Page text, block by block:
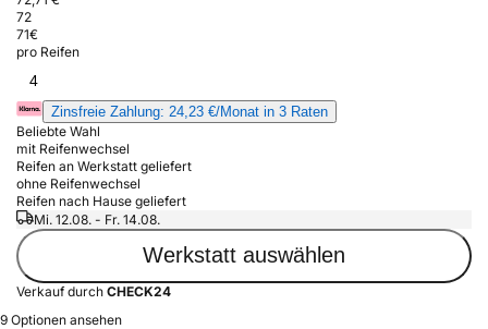
72
71€
pro Reifen
4
Zinsfreie Zahlung: 24,23 €/Monat in 3 Raten
Beliebte Wahl
mit Reifenwechsel
Reifen an Werkstatt geliefert
ohne Reifenwechsel
Reifen nach Hause geliefert
Mi. 12.08. - Fr. 14.08.
Werkstatt auswählen
Verkauf durch CHECK24
9 Optionen ansehen